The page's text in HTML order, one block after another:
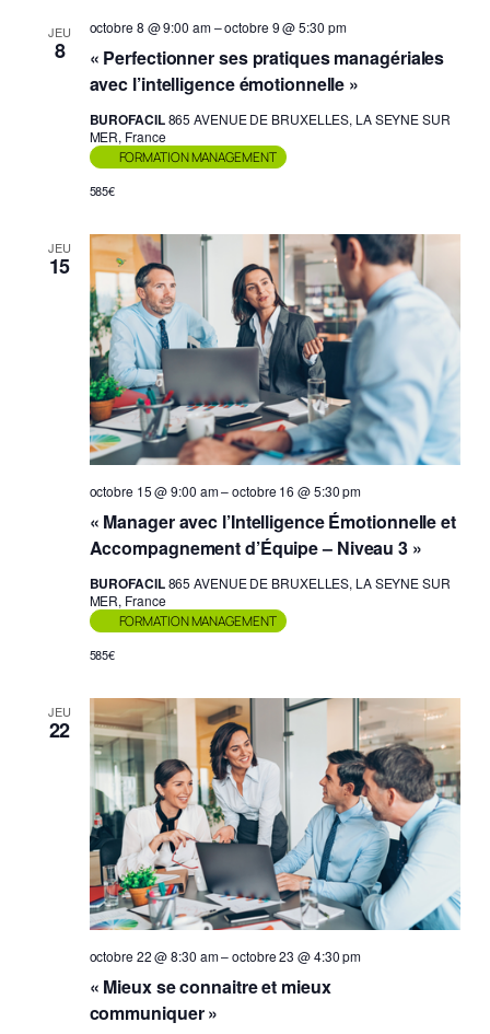
JEU
8
« Perfectionner ses pratiques managériales
avec l’intelligence émotionnelle »
octobre 8 @ 9:00 am–octobre 9 @ 5:30 pm
BUROFACIL865 AVENUE DE BRUXELLES, LA SEYNE SUR
MER, France
FORMATION MANAGEMENT
585€
JEU
15
« Manager avec l’Intelligence Émotionnelle et
Accompagnement d’Équipe – Niveau 3 »
octobre 15 @ 9:00 am–octobre 16 @ 5:30 pm
BUROFACIL865 AVENUE DE BRUXELLES, LA SEYNE SUR
MER, France
FORMATION MANAGEMENT
585€
JEU
22
« Mieux se connaitre et mieux
communiquer »
octobre 22 @ 8:30 am–octobre 23 @ 4:30 pm